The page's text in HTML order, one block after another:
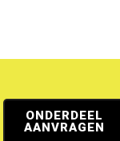
ONDERDEEL
AANVRAGEN